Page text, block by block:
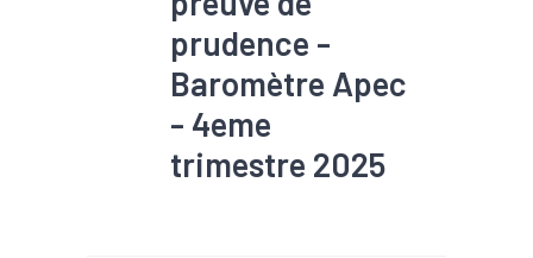
prudence -
Baromètre Apec
- 4eme
trimestre 2025